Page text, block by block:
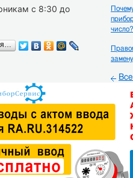
с 8:30 до
число?